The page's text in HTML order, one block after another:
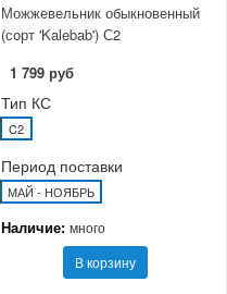
Можжевельник обыкновенный
(сорт 'Kalebab') С2
1 799 руб
Тип КС
C2
Период поставки
МАЙ - НОЯБРЬ
Наличие: много
В корзину